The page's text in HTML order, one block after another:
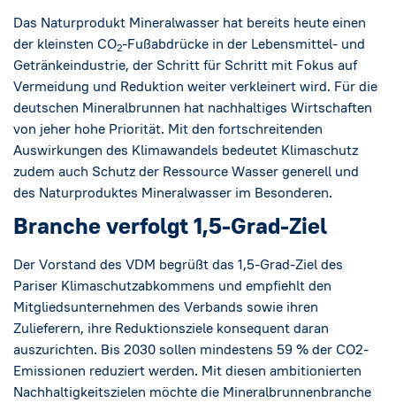
Social Media →
Impressum
Cookie-Einstellungen
Datenschutzerklärung
Das Naturprodukt Mineralwasser hat bereits heute einen
der kleinsten CO2-Fußabdrücke in der Lebensmittel- und
Getränkeindustrie, der Schritt für Schritt mit Fokus auf
Vermeidung und Reduktion weiter verkleinert wird. Für die
deutschen Mineralbrunnen hat nachhaltiges Wirtschaften
von jeher hohe Priorität. Mit den fortschreitenden
Auswirkungen des Klimawandels bedeutet Klimaschutz
zudem auch Schutz der Ressource Wasser generell und
des Naturproduktes Mineralwasser im Besonderen.
Branche verfolgt1,5-Grad-Ziel
Der Vorstand des VDM begrüßt das 1,5-Grad-Ziel des
Pariser Klimaschutzabkommens und empfiehlt den
Mitgliedsunternehmen des Verbands sowie ihren
Zulieferern, ihre Reduktionsziele konsequent daran
auszurichten. Bis 2030 sollen mindestens 59 % der CO2-
Emissionen reduziert werden. Mit diesen ambitionierten
Nachhaltigkeitszielen möchte die Mineralbrunnenbranche